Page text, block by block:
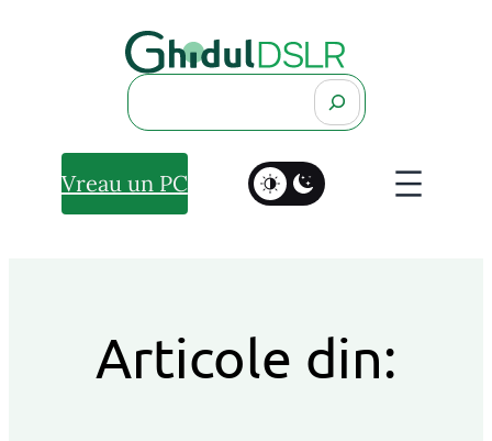
Search
Vreau un PC
Articole din: